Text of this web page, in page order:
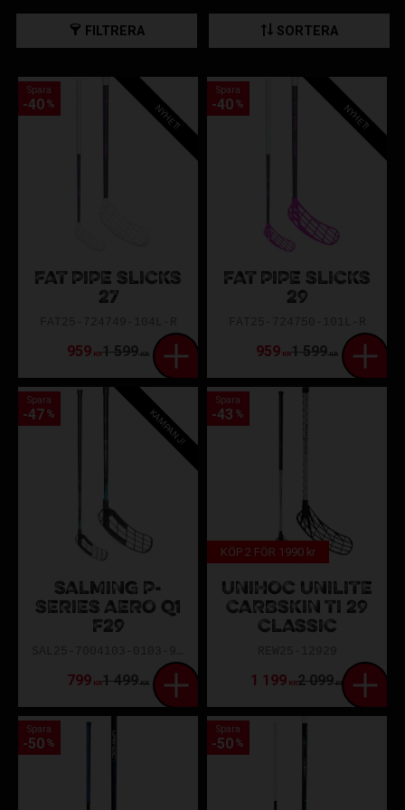
FILTRERA SORTERA
FAT PIPE SLICKS
27
959 KR1 599KR
Spara
40 % NYHET!
FAT PIPE SLICKS
29
959 KR1 599KR
Spara
40 % NYHET!
SALMING P-
SERIES AERO Q1
F29
799 KR1 499KR
Spara
47 % KAMPANJ!
KÖP 2 FÖR 1990 kr
UNIHOC UNILITE
CARBSKIN TI 29
CLASSIC
1 199KR2 099KR
Spara
43 %
Spara
50 %
Spara
50 %